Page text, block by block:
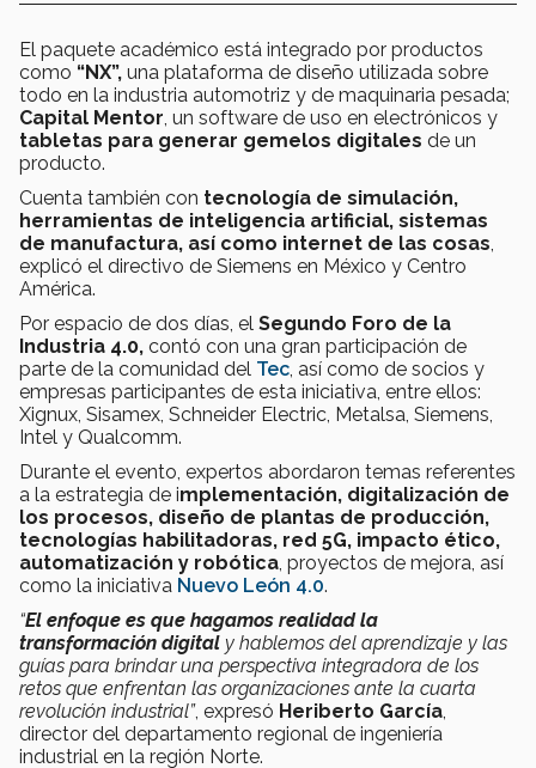
El paquete académico está integrado por productos
como “NX”, una plataforma de diseño utilizada sobre
todo en la industria automotriz y de maquinaria pesada;
Capital Mentor, un software de uso en electrónicos y
tabletas para generar gemelos digitales de un
producto.
Cuenta también con tecnología de simulación,
herramientas de inteligencia artificial, sistemas
de manufactura, así como internet de las cosas,
explicó el directivo de Siemens en México y Centro
América.
Por espacio de dos días, el Segundo Foro de la
Industria 4.0, contó con una gran participación de
parte de la comunidad del Tec, así como de socios y
empresas participantes de esta iniciativa, entre ellos:
Xignux, Sisamex, Schneider Electric, Metalsa, Siemens,
Intel y Qualcomm.
Durante el evento, expertos abordaron temas referentes
a la estrategia de implementación, digitalización de
los procesos, diseño de plantas de producción,
tecnologías habilitadoras, red 5G, impacto ético,
automatización y robótica, proyectos de mejora, así
como la iniciativa Nuevo León 4.0.
“El enfoque es que hagamos realidad la
transformación digital y hablemos del aprendizaje y las
guías para brindar una perspectiva integradora de los
retos que enfrentan las organizaciones ante la cuarta
revolución industrial”, expresó Heriberto García,
director del departamento regional de ingeniería
industrial en la región Norte.